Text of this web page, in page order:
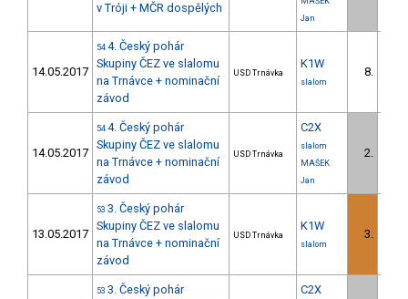
v Tróji + MČR dospělých
Jan
14.05.2017
54 4. Český pohár
Skupiny ČEZ ve slalomu
na Trnávce + nominační
závod
USD Trnávka
K1W
slalom
8.
14.05.2017
54 4. Český pohár
Skupiny ČEZ ve slalomu
na Trnávce + nominační
závod
USD Trnávka
C2X
slalom
MAŠEK
Jan
2.
13.05.2017
53 3. Český pohár
Skupiny ČEZ ve slalomu
na Trnávce + nominační
závod
USD Trnávka
K1W
slalom
3.
53 3. Český pohár
C2X